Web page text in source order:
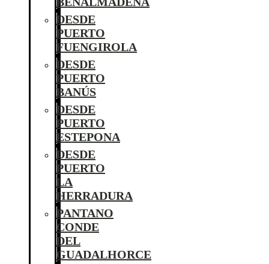
DESDE
PUERTO
FUENGIROLA
DESDE
PUERTO
BANÚS
DESDE
PUERTO
ESTEPONA
DESDE
PUERTO
LA
HERRADURA
PANTANO
CONDE
DEL
GUADALHORCE